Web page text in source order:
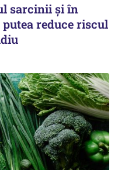
sarcinii și în
reduce riscul